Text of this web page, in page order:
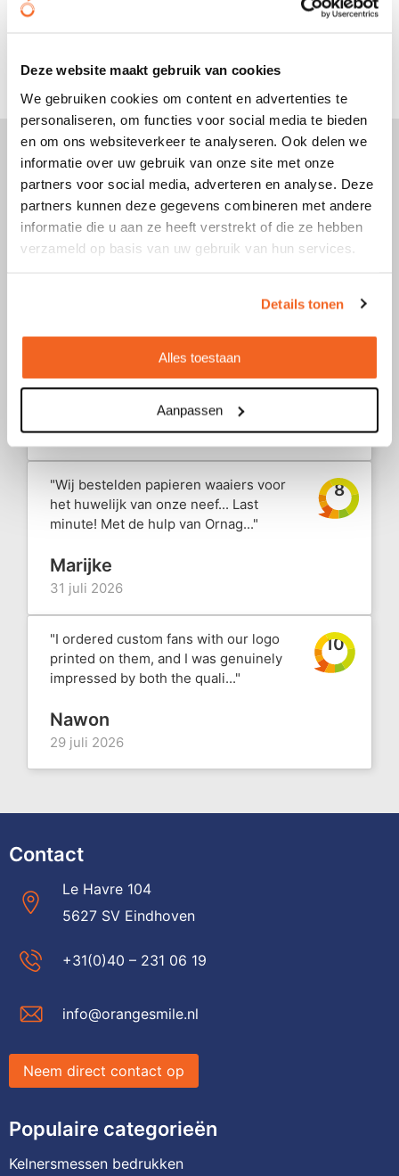
Deze website maakt gebruik van cookies
We gebruiken cookies om content en advertenties te
personaliseren, om functies voor social media te bieden
en om ons websiteverkeer te analyseren. Ook delen we
informatie over uw gebruik van onze site met onze
partners voor social media, adverteren en analyse. Deze
partners kunnen deze gegevens combineren met andere
informatie die u aan ze heeft verstrekt of die ze hebben
verzameld op basis van uw gebruik van hun services.
Details tonen
Alles toestaan
Aanpassen
9.4
OrangeSmile
beveelt ons aan!
(1152 beoordelingen)
prijs en snelle levering, wat wil je
10
31 juli 2026
"Wij bestelden papieren waaiers voor
het huwelijk van onze neef... Last
minute! Met de hulp van Ornag..."
8
Marijke
31 juli 2026
"I ordered custom fans with our logo
printed on them, and I was genuinely
impressed by both the quali..."
10
Nawon
29 juli 2026
Contact
Le Havre 104
5627 SV Eindhoven
+31(0)40 – 231 06 19
info@orangesmile.nl
Neem direct contact op
Populaire categorieën
Kelnersmessen bedrukken